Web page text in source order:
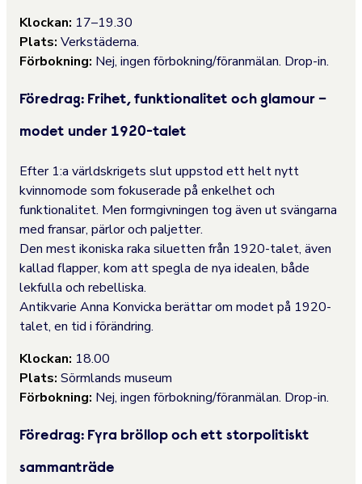
Klockan: 17–19.30
Plats: Verkstäderna.
Förbokning: Nej, ingen förbokning/föranmälan. Drop-in.
Föredrag: Frihet, funktionalitet och glamour –
modet under 1920-talet
Efter 1:a världskrigets slut uppstod ett helt nytt
kvinnomode som fokuserade på enkelhet och
funktionalitet. Men formgivningen tog även ut svängarna
med fransar, pärlor och paljetter.
Den mest ikoniska raka siluetten från 1920-talet, även
kallad flapper, kom att spegla de nya idealen, både
lekfulla och rebelliska.
Antikvarie Anna Konvicka berättar om modet på 1920-
talet, en tid i förändring.
Klockan: 18.00
Plats: Sörmlands museum
Förbokning: Nej, ingen förbokning/föranmälan. Drop-in.
Föredrag: Fyra bröllop och ett storpolitiskt
sammanträde